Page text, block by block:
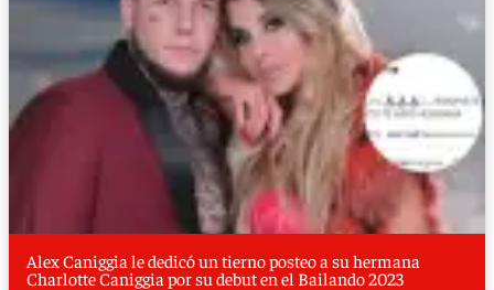
Alex Caniggia le dedicó un tierno posteo a su hermana
Charlotte Caniggia por su debut en el Bailando 2023